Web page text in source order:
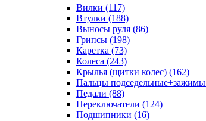
Вилки (117)
Втулки (188)
Выносы руля (86)
Грипсы (198)
Каретка (73)
Колеса (243)
Крылья (щитки колес) (162)
Пальцы подседельные+зажимы
Педали (88)
Переключатели (124)
Подшипники (16)